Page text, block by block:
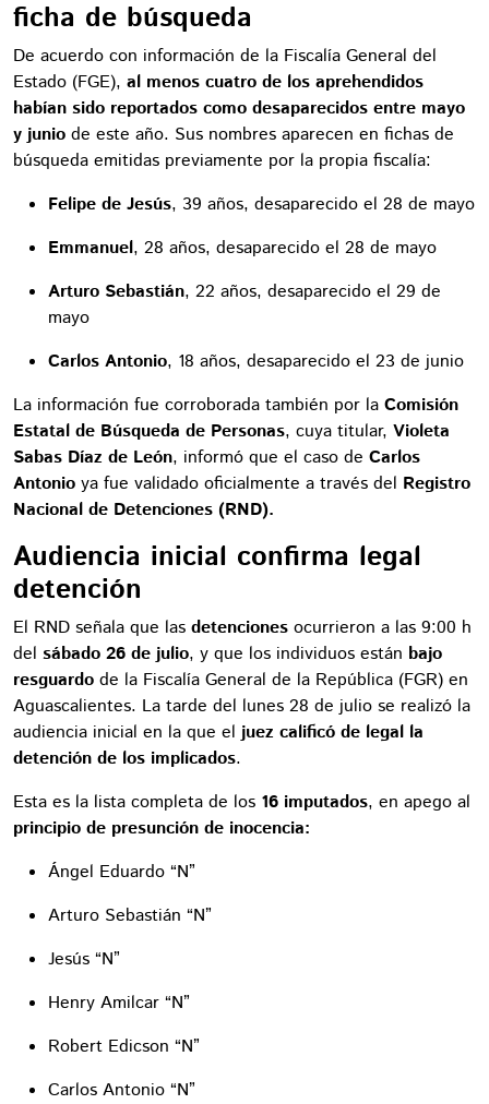
ficha de búsqueda
De acuerdo con información de la Fiscalía General del
Estado (FGE), al menos cuatro de los aprehendidos
habían sido reportados como desaparecidos entre mayo
y junio de este año. Sus nombres aparecen en fichas de
búsqueda emitidas previamente por la propia fiscalía:
Felipe de Jesús, 39 años, desaparecido el 28 de mayo
Emmanuel, 28 años, desaparecido el 28 de mayo
Arturo Sebastián, 22 años, desaparecido el 29 de
mayo
Carlos Antonio, 18 años, desaparecido el 23 de junio
La información fue corroborada también por la Comisión
Estatal de Búsqueda de Personas, cuya titular, Violeta
Sabas Díaz de León, informó que el caso de Carlos
Antonio ya fue validado oficialmente a través del Registro
Nacional de Detenciones (RND).
Audiencia inicial confirma legal
detención
El RND señala que las detenciones ocurrieron a las 9:00 h
del sábado 26 de julio, y que los individuos están bajo
resguardo de la Fiscalía General de la República (FGR) en
Aguascalientes. La tarde del lunes 28 de julio se realizó la
audiencia inicial en la que el juez calificó de legal la
detención de los implicados.
Esta es la lista completa de los 16 imputados, en apego al
principio de presunción de inocencia:
Ángel Eduardo “N”
Arturo Sebastián “N”
Jesús “N”
Henry Amilcar “N”
Robert Edicson “N”
Carlos Antonio “N”